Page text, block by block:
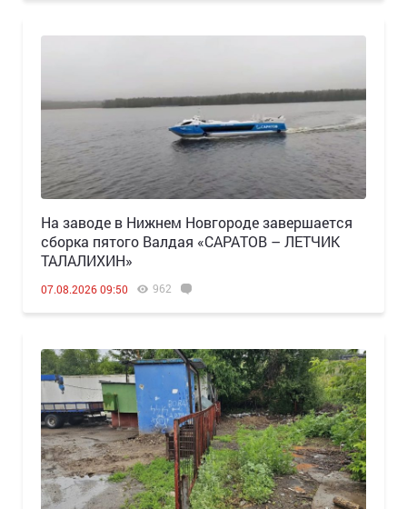
Н️а заводе в Нижнем Новгороде завершается
сборка пятого Валдая «САРАТОВ – ЛЕТЧИК
ТАЛАЛИХИН»
07.08.2026 09:50 962